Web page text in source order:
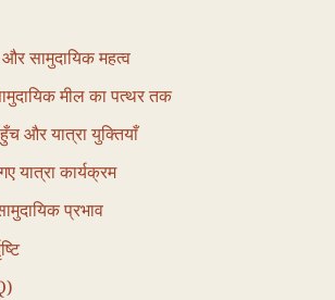
सामुदायिक महत्व
मील का पत्थर तक
और यात्रा युक्तियाँ
कार्यक्रम
प्रभाव